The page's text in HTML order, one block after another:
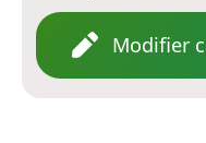
Modifier